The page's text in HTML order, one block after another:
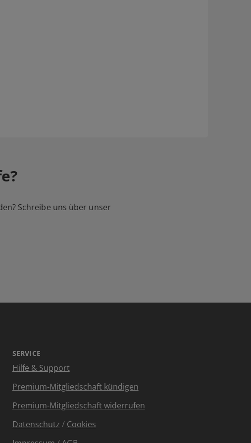
Schreibe uns über unser
SERVICE
Hilfe & Support
Premium-Mitgliedschaft kündigen
Premium-Mitgliedschaft widerrufen
Datenschutz / Cookies